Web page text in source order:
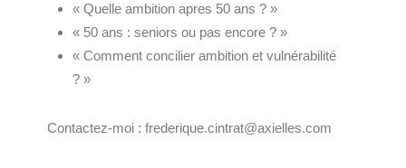
« Quelle ambition apres 50 ans ? »
« 50 ans : seniors ou pas encore ? »
« Comment concilier ambition et vulnérabilité
? »
Contactez-moi : frederique.cintrat@axielles.com